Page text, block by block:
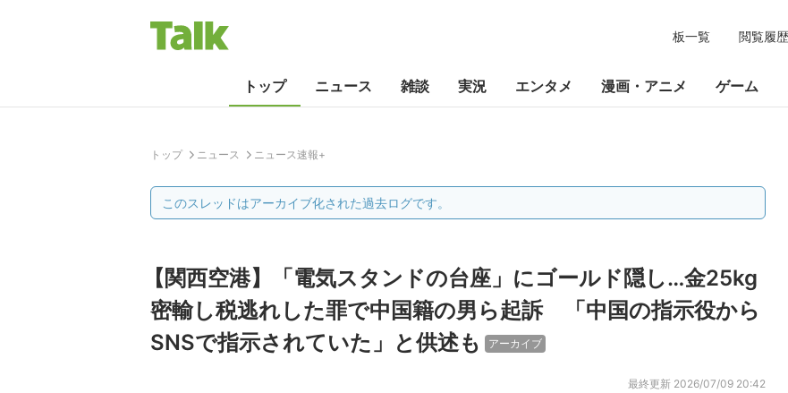
板一覧 閲覧履歴
トップ ニュース 雑談 実況 エンタメ 漫画・アニメ ゲーム
トップ ニュース ニュース速報+
このスレッドはアーカイブ化された過去ログです。
【関西空港】「電気スタンドの台座」にゴールド隠し…金25kg
密輸し税逃れした罪で中国籍の男ら起訴 「中国の指示役から
SNSで指示されていた」と供述も
アーカイブ
最終更新 2026/07/09 20:42